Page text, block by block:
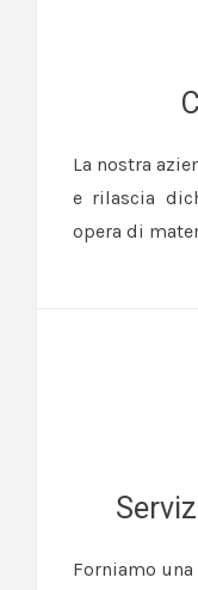
La nostra
e rilascia
opera di
Forniamo una